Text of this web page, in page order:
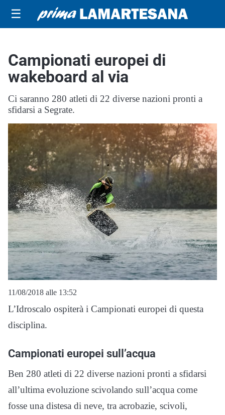
☰
Campionati europei di
wakeboard al via
Ci saranno 280 atleti di 22 diverse nazioni pronti a
sfidarsi a Segrate.
11/08/2018 alle 13:52
L’Idroscalo ospiterà i Campionati europei di questa
disciplina.
Campionati europei sull’acqua
Ben 280 atleti di 22 diverse nazioni pronti a sfidarsi
all’ultima evoluzione scivolando sull’acqua come
fosse una distesa di neve, tra acrobazie, scivoli,